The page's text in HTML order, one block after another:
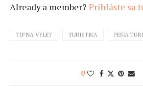
Already a member? Prihláste sa
TIP NA VÝLET TURISTIKA PEŠIA
0